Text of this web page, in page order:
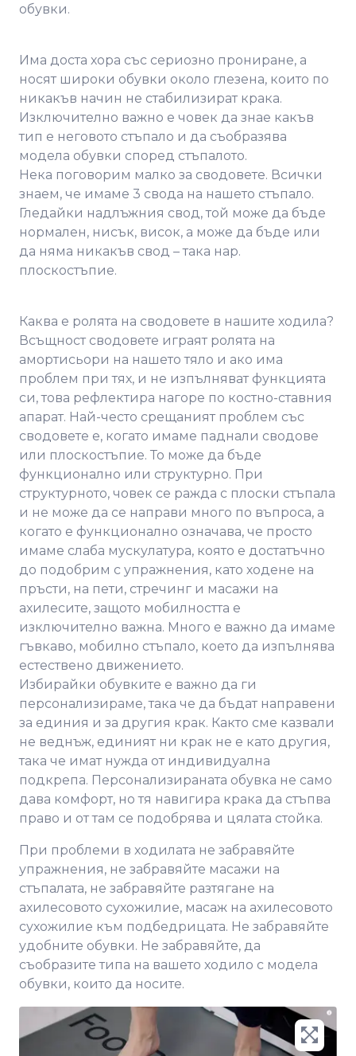
обувки.
Има доста хора със сериозно прониране, а
носят широки обувки около глезена, които по
никакъв начин не стабилизират крака.
Изключително важно е човек да знае какъв
тип е неговото стъпало и да съобразява
модела обувки според стъпалото.
Нека поговорим малко за сводовете. Всички
знаем, че имаме 3 свода на нашето стъпало.
Гледайки надлъжния свод, той може да бъде
нормален, нисък, висок, а може да бъде или
да няма никакъв свод – така нар.
плоскостъпие.
Каква е ролята на сводовете в нашите ходила?
Всъщност сводовете играят ролята на
амортисьори на нашето тяло и ако има
проблем при тях, и не изпълняват функцията
си, това рефлектира нагоре по костно-ставния
апарат. Най-често срещаният проблем със
сводовете е, когато имаме паднали сводове
или плоскостъпие. То може да бъде
функционално или структурно. При
структурното, човек се ражда с плоски стъпала
и не може да се направи много по въпроса, а
когато е функционално означава, че просто
имаме слаба мускулатура, която е достатъчно
до подобрим с упражнения, като ходене на
пръсти, на пети, стречинг и масажи на
ахилесите, защото мобилността е
изключително важна. Много е важно да имаме
гъвкаво, мобилно стъпало, което да изпълнява
естествено движението.
Избирайки обувките е важно да ги
персонализираме, така че да бъдат направени
за единия и за другия крак. Както сме казвали
не веднъж, единият ни крак не е като другия,
така че имат нужда от индивидуална
подкрепа. Персонализираната обувка не само
дава комфорт, но тя навигира крака да стъпва
право и от там се подобрява и цялата стойка.
При проблеми в ходилата не забравяйте
упражнения, не забравяйте масажи на
стъпалата, не забравяйте разтягане на
ахилесовото сухожилие, масаж на ахилесовото
сухожилие към подбедрицата. Не забравяйте
удобните обувки. Не забравяйте, да
съобразите типа на вашето ходило с модела
обувки, които да носите.